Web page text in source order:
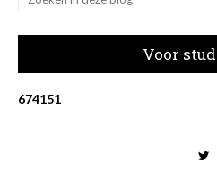
Voor
674151